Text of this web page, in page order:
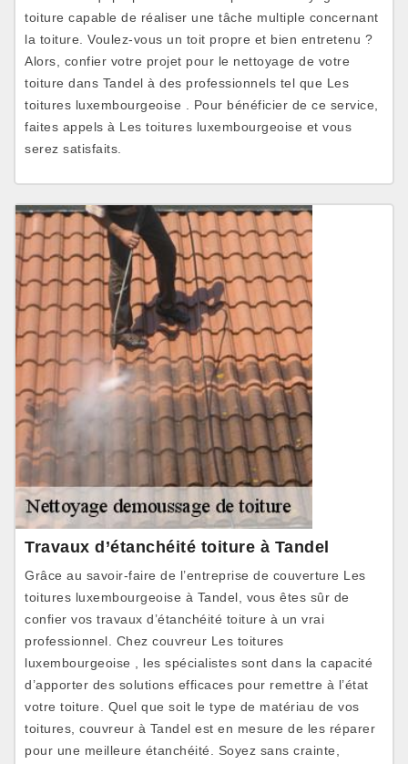
toiture capable de réaliser une tâche multiple concernant
la toiture. Voulez-vous un toit propre et bien entretenu ?
Alors, confier votre projet pour le nettoyage de votre
toiture dans Tandel à des professionnels tel que Les
toitures luxembourgeoise . Pour bénéficier de ce service,
faites appels à Les toitures luxembourgeoise et vous
serez satisfaits.
Travaux d’étanchéité toiture à Tandel
Grâce au savoir-faire de l’entreprise de couverture Les
toitures luxembourgeoise à Tandel, vous êtes sûr de
confier vos travaux d’étanchéité toiture à un vrai
professionnel. Chez couvreur Les toitures
luxembourgeoise , les spécialistes sont dans la capacité
d’apporter des solutions efficaces pour remettre à l’état
votre toiture. Quel que soit le type de matériau de vos
toitures, couvreur à Tandel est en mesure de les réparer
pour une meilleure étanchéité. Soyez sans crainte,